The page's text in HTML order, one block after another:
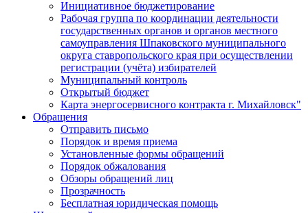
Инициативное бюджетирование
Рабочая группа по координации деятельности
государственных органов и органов местного
самоуправления Шпаковского муниципального
округа ставропольского края при осуществлении
регистрации (учёта) избирателей
Муниципальный контроль
Открытый бюджет
Карта энергосервисного контракта г. Михайловск"
Обращения
Отправить письмо
Порядок и время приема
Установленные формы обращений
Порядок обжалования
Обзоры обращений лиц
Прозрачность
Бесплатная юридическая помощь